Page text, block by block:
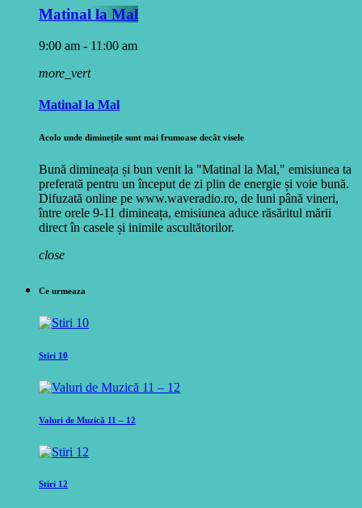
Matinal la Mal
9:00 am - 11:00 am
more_vert
Matinal la Mal
Acolo unde diminețile sunt mai frumoase decât visele
Bună dimineața și bun venit la "Matinal la Mal," emisiunea ta
preferată pentru un început de zi plin de energie și voie bună.
Difuzată online pe www.waveradio.ro, de luni până vineri,
între orele 9-11 dimineața, emisiunea aduce răsăritul mării
direct în casele și inimile ascultătorilor.
close
Ce urmeaza
Stiri 10
Valuri de Muzică 11 – 12
Stiri 12